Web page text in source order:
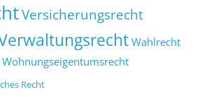
Versicherungsrecht
Wahlrecht
Wohnungseigentumsrecht
Recht